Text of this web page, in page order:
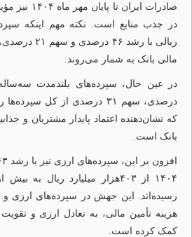
صادرات ایران تا
در جذب منابع است. نکته مهم اینکه
ریالی با رشد ۴۶
مالی بانک به شمار می‌روند.
درصدی، سهم ۳۱ درصدی از کل
که نشان‌دهنده اعتماد پایدار مشتریان و
بانک است.
رسیده‌اند. این جهش در سپرده‌های ارزی و
هزینه تأمین مالی، به تعادل ارزی و
کمک کرده است.